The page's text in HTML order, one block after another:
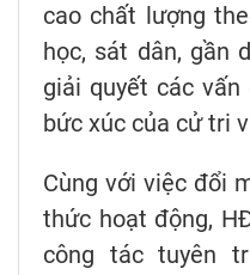
cao chất lượng
học, sát dân, gần
giải quyết các vấn
bức xúc của cử tri
Cùng với việc đổi
thức hoạt động,
công tác tuyên